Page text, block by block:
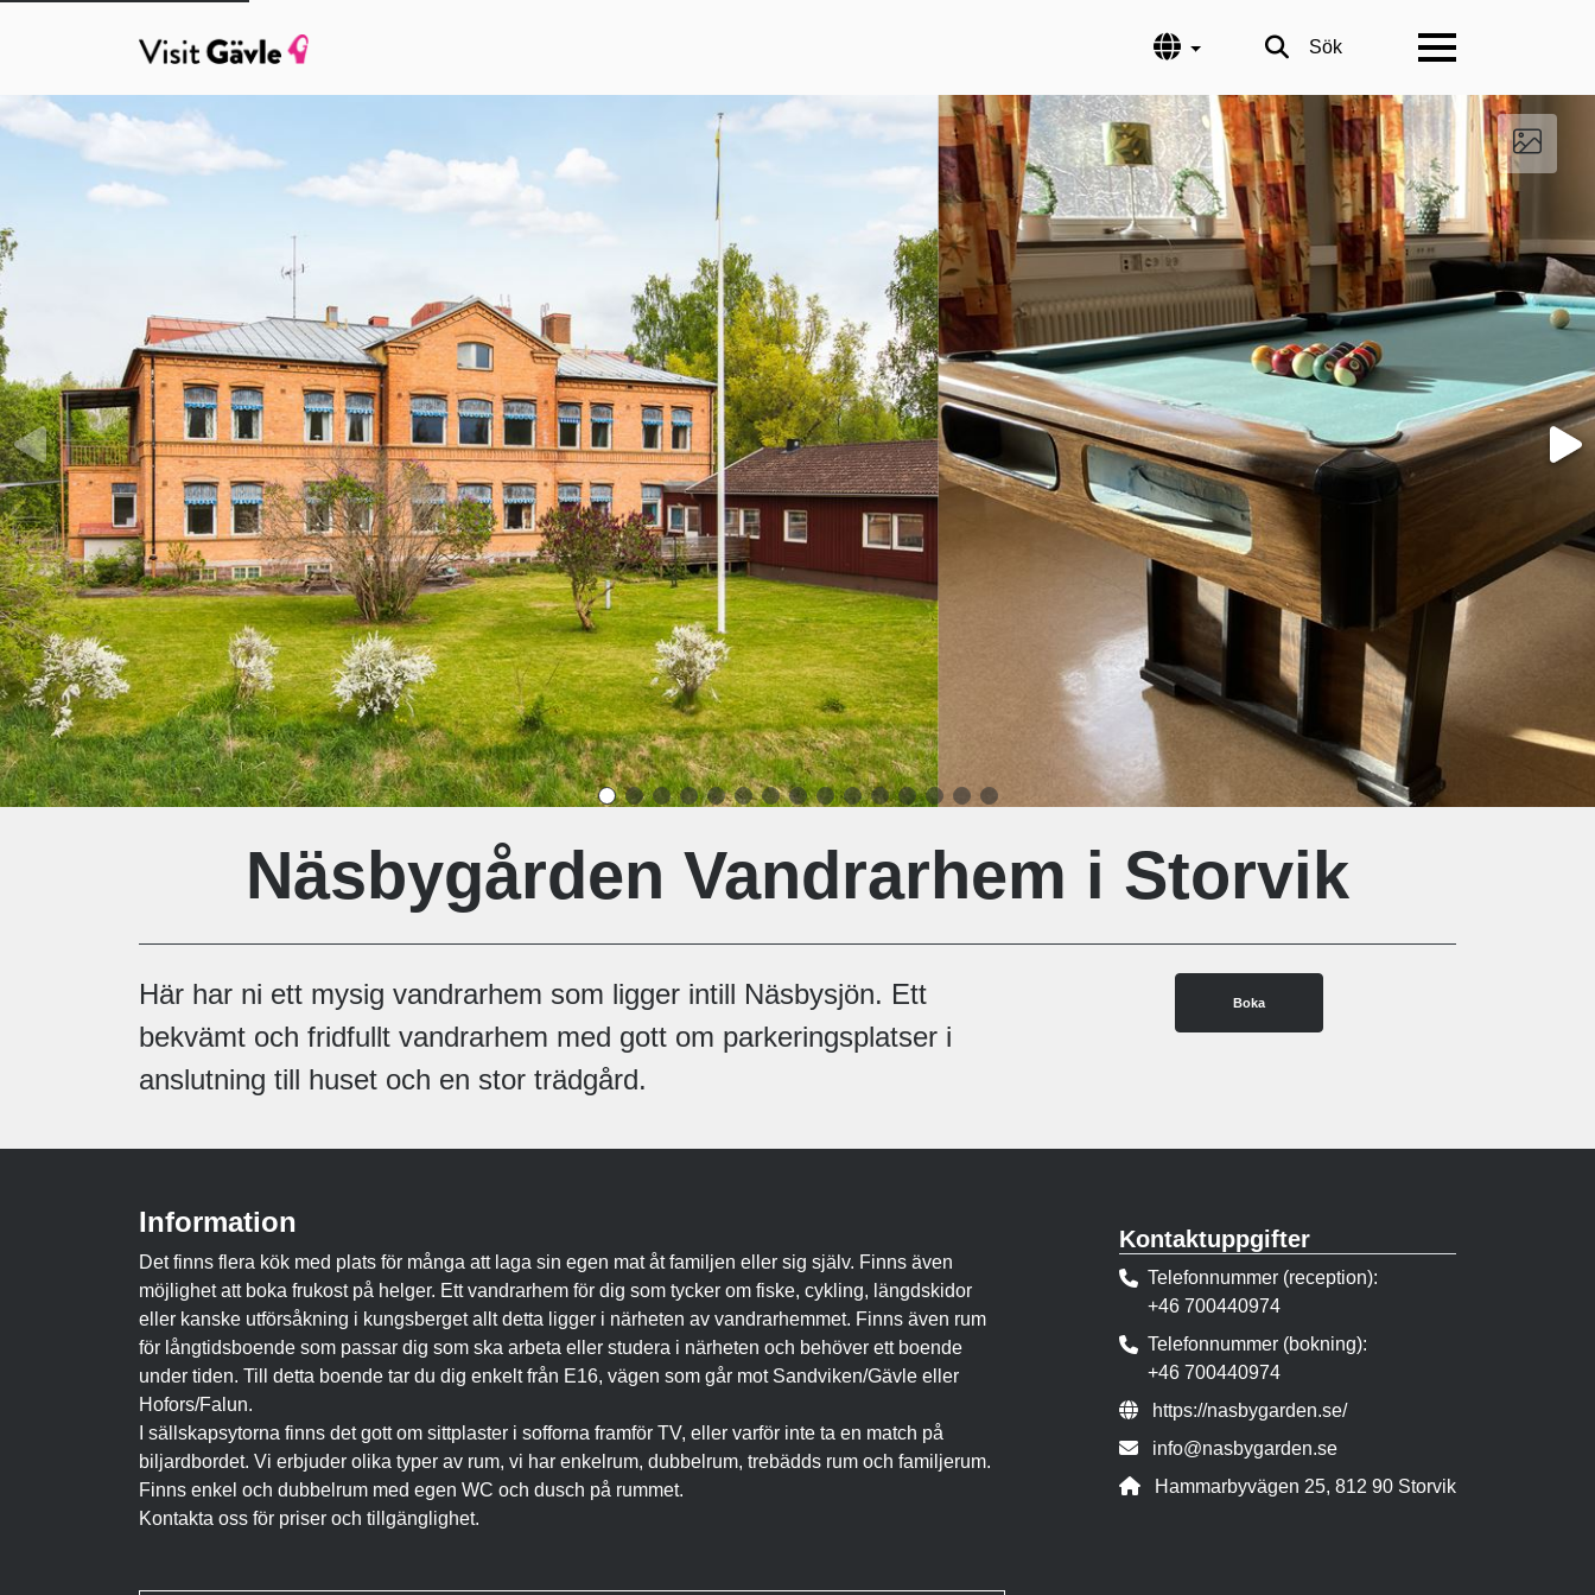
Språk Sök
Näsbygården Vandrarhem i Storvik
Här har ni ett mysig vandrarhem som ligger intill Näsbysjön. Ett
bekvämt och fridfullt vandrarhem med gott om parkeringsplatser i
anslutning till huset och en stor trädgård.
Boka
Information
Det finns flera kök med plats för många att laga sin egen mat åt familjen eller sig själv. Finns även
möjlighet att boka frukost på helger. Ett vandrarhem för dig som tycker om fiske, cykling, längdskidor
eller kanske utförsåkning i kungsberget allt detta ligger i närheten av vandrarhemmet. Finns även rum
för långtidsboende som passar dig som ska arbeta eller studera i närheten och behöver ett boende
under tiden. Till detta boende tar du dig enkelt från E16, vägen som går mot Sandviken/Gävle eller
Hofors/Falun.
I sällskapsytorna finns det gott om sittplaster i sofforna framför TV, eller varför inte ta en match på
biljardbordet. Vi erbjuder olika typer av rum, vi har enkelrum, dubbelrum, trebädds rum och familjerum.
Finns enkel och dubbelrum med egen WC och dusch på rummet.
Kontakta oss för priser och tillgänglighet.
Kontaktuppgifter
Telefonnummer (reception)
+46 700440974
Telefonnummer (bokning)
+46 700440974
Webbsida:
https://nasbygarden.se/
E-post:
info@nasbygarden.se
Adress:
Hammarbyvägen 25, 812 90 Storvik